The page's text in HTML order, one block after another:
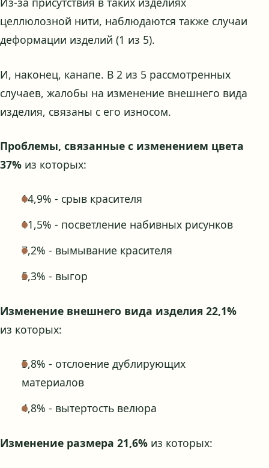
целлюлозной нити, наблюдаются также случаи
деформации изделий (1 из 5).
И, наконец, канапе. В 2 из 5 рассмотренных
случаев, жалобы на изменение внешнего вида
изделия, связаны с его износом.
Проблемы, связанные с изменением цвета
37% из которых:
14,9% - срыв красителя
11,5% - посветление набивных рисунков
7,2% - вымывание красителя
5,3% - выгор
Изменение внешнего вида изделия 22,1%
из которых:
5,8% - отслоение дублирующих
материалов
4,8% - вытертость велюра
Изменение размера 21,6% из которых: